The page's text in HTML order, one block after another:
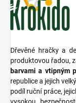
Dřevěné hračky a
produktovou řadou,
barvami a vtipným
republice a jejich
podíl ruční práce,